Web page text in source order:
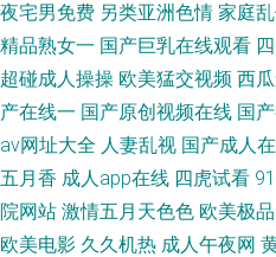
场 91免费观看网址 精品免费国 伊人
品国产久久丝袜 精品国产成人麻豆 亚
91免费福利视频 国产十区 丝袜美女
国在线观看 国产91视频播放 伊人草比
夜宅男免费 另类亚洲色情 家庭
精品熟女一 国产巨乳在线观看
超碰成人操操 欧美猛交视频 西
产在线一 国产原创视频在线 国
av网址大全 人妻乱视 国产成人
五月香 成人app在线 四虎试看
院网站 激情五月天色色 欧美极
欧美电影 久久机热 成人午夜网